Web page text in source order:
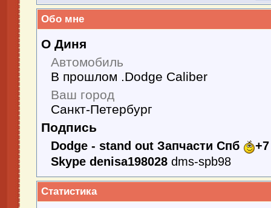
Обо мне
О Диня
Автомобиль
В прошлом .Dodge Caliber
Ваш город
Санкт-Петербург
Подпись
Dodge - stand out Запчасти Спб
Skype denisa198028 dms-spb98
Статистика